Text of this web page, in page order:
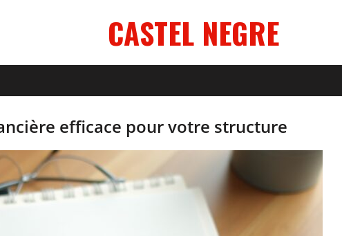
CASTEL NEGRE
efficace pour votre structure